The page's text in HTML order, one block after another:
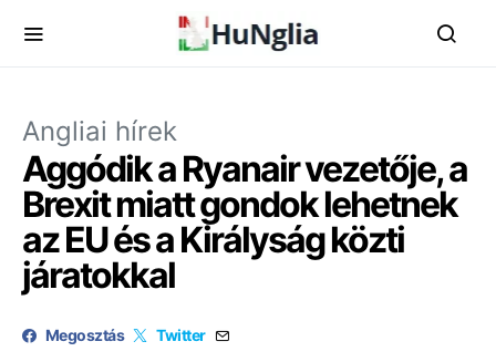
Angliai hírek
Aggódik a Ryanair vezetője, a
Brexit miatt gondok lehetnek
az EU és a Királyság közti
járatokkal
Megosztás Twitter